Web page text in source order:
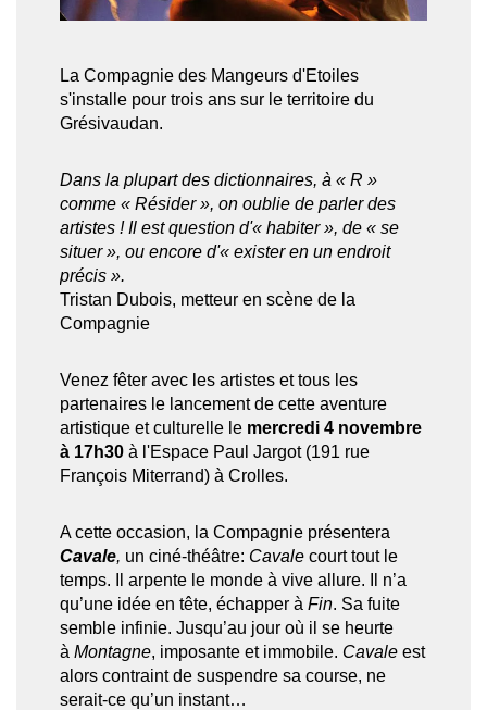
La Compagnie des Mangeurs d'Etoiles
s'installe pour trois ans sur le territoire du
Grésivaudan.
Dans la plupart des dictionnaires, à « R »
comme « Résider », on oublie de parler des
artistes ! Il est question d'« habiter », de « se
situer », ou encore d'« exister en un endroit
précis ».
Tristan Dubois, metteur en scène de la
Compagnie
Venez fêter avec les artistes et tous les
partenaires le lancement de cette aventure
artistique et culturelle le mercredi 4 novembre
à 17h30 à l'Espace Paul Jargot (191 rue
François Miterrand) à Crolles.
A cette occasion, la Compagnie présentera
Cavale, un ciné-théâtre: Cavale court tout le
temps. Il arpente le monde à vive allure. Il n’a
qu’une idée en tête, échapper à Fin. Sa fuite
semble infinie. Jusqu’au jour où il se heurte
à Montagne, imposante et immobile. Cavale est
alors contraint de suspendre sa course, ne
serait-ce qu’un instant…